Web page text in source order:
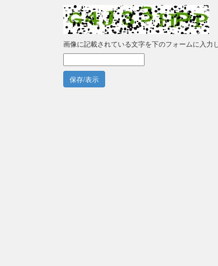
画像に記載されている文字を下のフォームに入力
保存/表示